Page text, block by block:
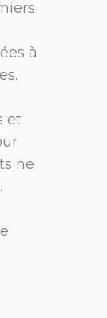
à
et
ne